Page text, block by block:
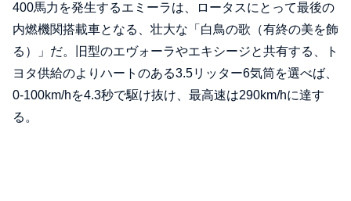
400馬力を発生するエミーラは、ロータスにとって最後の
内燃機関搭載車となる、壮大な「白鳥の歌（有終の美を飾
る）」だ。旧型のエヴォーラやエキシージと共有する、ト
ヨタ供給のよりハートのある3.5リッター6気筒を選べば、
0-100km/hを4.3秒で駆け抜け、最高速は290km/hに達す
る。